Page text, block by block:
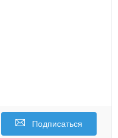
Подписаться